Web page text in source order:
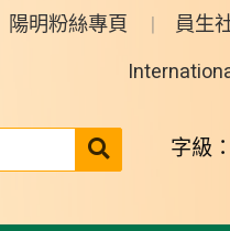
陽明粉絲專頁 員生
送出 字級：